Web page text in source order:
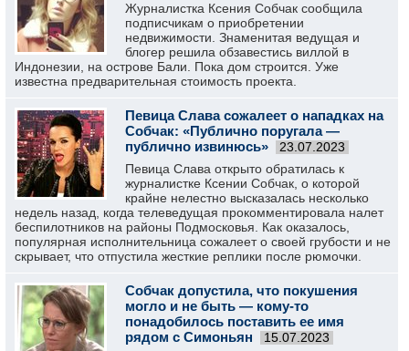
Журналистка Ксения Собчак сообщила
подписчикам о приобретении
недвижимости. Знаменитая ведущая и
блогер решила обзавестись виллой в
Индонезии, на острове Бали. Пока дом строится. Уже
известна предварительная стоимость проекта.
Певица Слава сожалеет о нападках на
Собчак: «Публично поругала —
публично извинюсь»
23.07.2023
Певица Слава открыто обратилась к
журналистке Ксении Собчак, о которой
крайне нелестно высказалась несколько
недель назад, когда телеведущая прокомментировала налет
беспилотников на районы Подмосковья. Как оказалось,
популярная исполнительница сожалеет о своей грубости и не
скрывает, что отпустила жесткие реплики после рюмочки.
Собчак допустила, что покушения
могло и не быть — кому-то
понадобилось поставить ее имя
рядом с Симоньян
15.07.2023